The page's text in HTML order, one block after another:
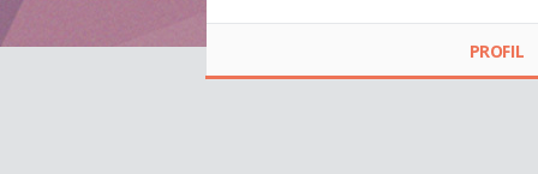
PROFIL